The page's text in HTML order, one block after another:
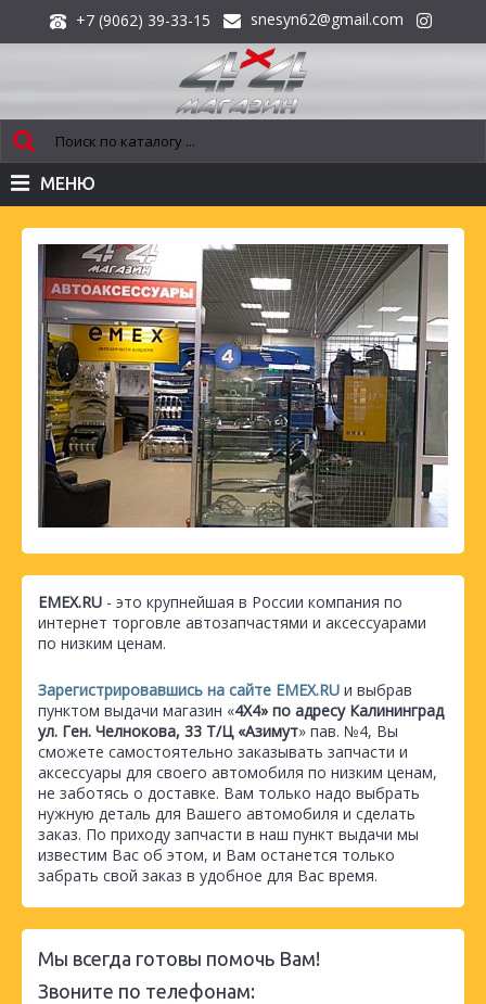
+7 (9062) 39-33-15 snesyn62@gmail.com
МЕНЮ
EMEX.RU - это крупнейшая в России компания по
интернет торговле автозапчастями и аксессуарами
по низким ценам.
Зарегистрировавшись на сайте EMEX.RU и выбрав
пунктом выдачи магазин «4Х4» по адресу Калининград
ул. Ген. Челнокова, 33 Т/Ц «Азимут» пав. №4, Вы
сможете самостоятельно заказывать запчасти и
аксессуары для своего автомобиля по низким ценам,
не заботясь о доставке. Вам только надо выбрать
нужную деталь для Вашего автомобиля и сделать
заказ. По приходу запчасти в наш пункт выдачи мы
известим Вас об этом, и Вам останется только
забрать свой заказ в удобное для Вас время.
Мы всегда готовы помочь Вам!
Звоните по телефонам: